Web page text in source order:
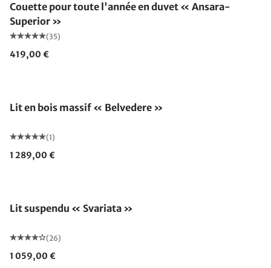
Couette pour toute l'année en duvet « Ansara-
Superior »
(35)
419,00 €
Lit en bois massif « Belvedere »
(1)
1 289,00 €
Lit suspendu « Svariata »
(26)
1 059,00 €